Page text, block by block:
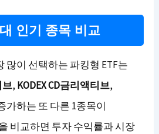
인기 종목 비교
많이 선택하는 파킹형 ETF는
브, KODEX CD금리액티브,
가하는 또 다른 1종목이
비교하면 투자 수익률과 시장